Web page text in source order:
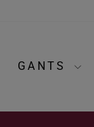
GANTS